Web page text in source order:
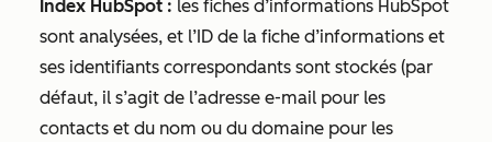
Index HubSpot : les fiches d’informations HubSpot
sont analysées, et l’ID de la fiche d’informations et
ses identifiants correspondants sont stockés (par
défaut, il s’agit de l’adresse e-mail pour les
contacts et du nom ou du domaine pour les